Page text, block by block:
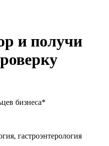
и получи
бизнеса*
гастроэнтерология